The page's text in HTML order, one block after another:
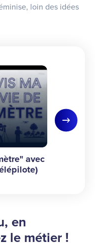
loin des idées
Slide
avec Romain
avec
en
le métier !